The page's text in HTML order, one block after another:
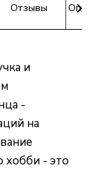
Отзывы
и
-
на
- это